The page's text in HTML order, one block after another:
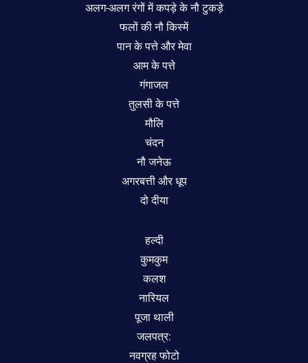
अलग-अलग रंगों में कपड़े के नौ टुकड़े
फलों की नौ किस्में
पान के पत्ते और मेवा
आम के पत्ते
गंगाजल
तुलसी के पत्ते
मौलि
चंदन
नौ जनेऊ
अगरबत्ती और धूप
दो दीया
हल्दी
कुमकुम
कलश
नारियल
पूजा थाली
जलपत्र:
नवग्रह फोटो